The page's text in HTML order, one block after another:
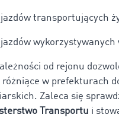
transportujących
od rejonu
różniące w prefekturach
Zaleca się
Transportu i